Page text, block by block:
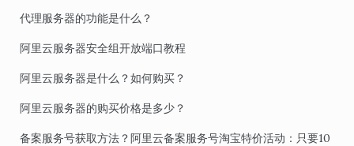
代理服务器的功能是什么？
阿里云服务器安全组开放端口教程
阿里云服务器是什么？如何购买？
阿里云服务器的购买价格是多少？
备案服务号获取方法？阿里云备案服务号淘宝特价活动：只要10